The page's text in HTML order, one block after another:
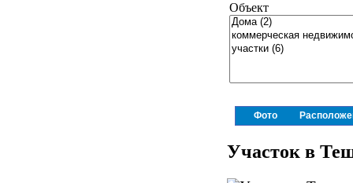
Объект
Фото
Участок в